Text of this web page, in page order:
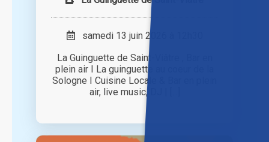
samedi 13 juin 2026 à 12h30
La Guinguette de Saint-Viâtre , Bar en
plein air I La guinguette au coeur de la
Sologne I Cuisine Locale & Bar en plein
air, live music, DJ | [...]